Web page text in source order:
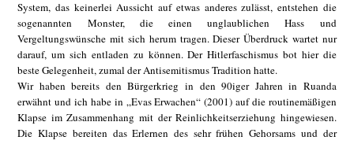
System, das keinerlei Aussicht auf etwas anderes zulässt, entstehen die
sogenannten Monster, die einen unglaublichen Hass und
Vergeltungswünsche mit sich herum tragen. Dieser Überdruck wartet nur
darauf, um sich entladen zu können. Der Hitlerfaschismus bot hier die
beste Gelegenheit, zumal der Antisemitismus Tradition hatte.
Wir haben bereits den Bürgerkrieg in den 90iger Jahren in Ruanda
erwähnt und ich habe in „Evas Erwachen“ (2001) auf die routinemäßigen
Klapse im Zusammenhang mit der Reinlichkeitserziehung hingewiesen.
Die Klapse bereiten das Erlernen des sehr frühen Gehorsams und der